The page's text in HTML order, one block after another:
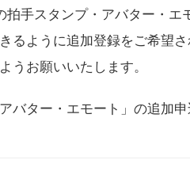
手スタンプ・アバター・エ
るように追加登録をご希望
うお願いいたします。
バター・エモート」の追加